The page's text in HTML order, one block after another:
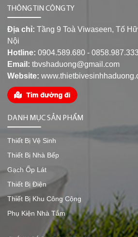
THÔNG TIN CÔNG TY
Địa chỉ: Tầng 9 Toà Viwaseen, Tố
Nội
Hotline: 0904.589.680 - 0858.987.333
Email: tbvshaduong@gmail.com
Website:
DANH MỤC SẢN PHẨM
Thiết Bị Vệ Sinh
Thiết Bị Nhà Bếp
Gạch Ốp Lát
Thiết Bị Điện
Thiết Bị Khu Công Cộng
Phụ Kiện Nhà Tắm